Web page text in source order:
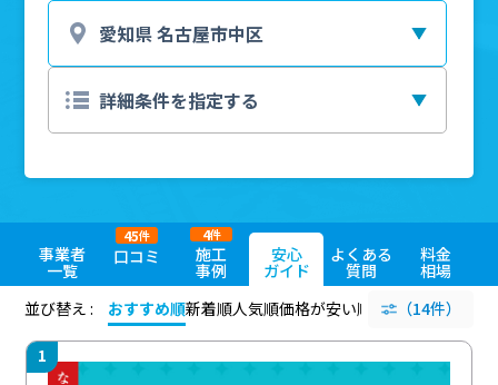
事業者
一覧
口コミ
45件
施工
事例
4件
安心
ガイド
よくある
質問
料金
相場
並び替え :
おすすめ順新着順人気順価格が安い順 評価が高い順
（14件）
1